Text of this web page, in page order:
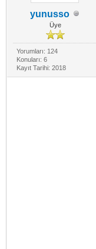
yunusso
Üye
Yorumları: 124
Konuları: 6
Kayıt Tarihi: 2018